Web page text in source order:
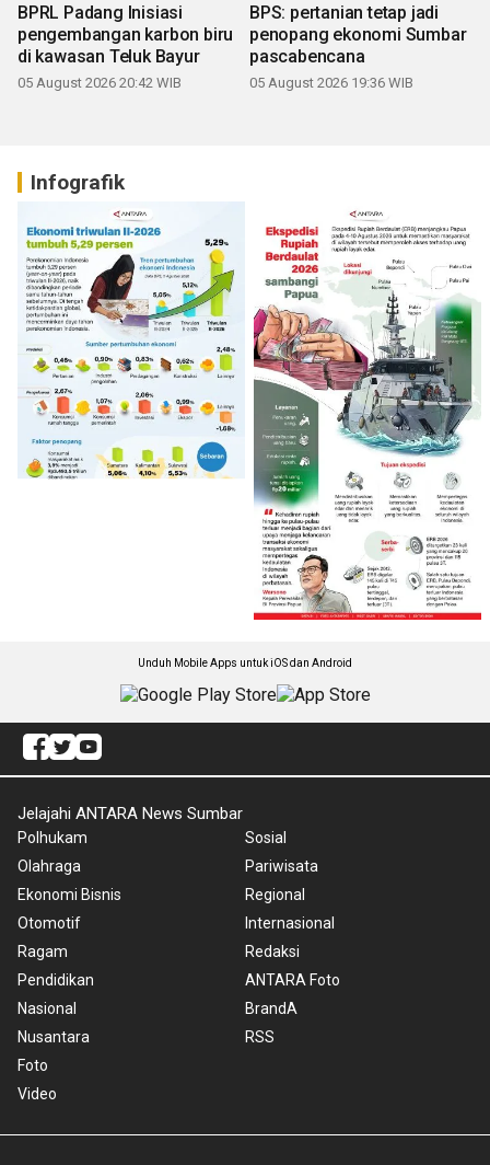
BPRL Padang Inisiasi
pengembangan karbon biru
di kawasan Teluk Bayur
05 August 2026 20:42 WIB
BPS: pertanian tetap jadi
penopang ekonomi Sumbar
pascabencana
05 August 2026 19:36 WIB
Infografik
Unduh Mobile Apps untuk iOS dan Android
Jelajahi ANTARA News Sumbar
Polhukam
Olahraga
Ekonomi Bisnis
Otomotif
Ragam
Pendidikan
Nasional
Nusantara
Foto
Video
Sosial
Pariwisata
Regional
Internasional
Redaksi
ANTARA Foto
BrandA
RSS